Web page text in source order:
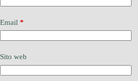
Email *
Sito web